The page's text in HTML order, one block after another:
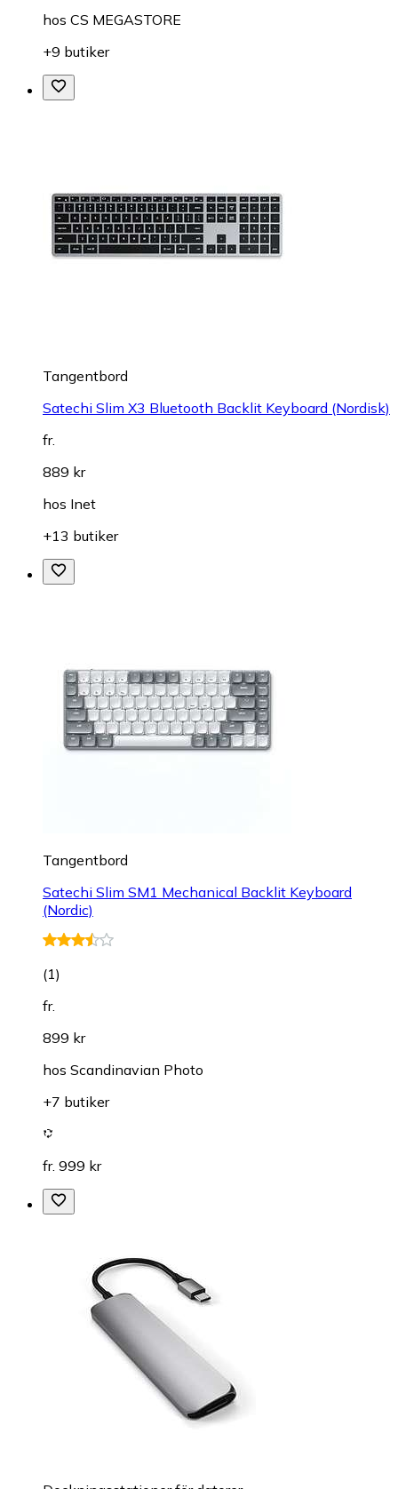
hos CS MEGASTORE
+9 butiker
Tangentbord
Satechi Slim X3 Bluetooth Backlit Keyboard (Nordisk)
fr.
889 kr
hos Inet
+13 butiker
Tangentbord
Satechi Slim SM1 Mechanical Backlit Keyboard
(Nordic)
(1)
fr.
899 kr
hos Scandinavian Photo
+7 butiker
fr. 999 kr